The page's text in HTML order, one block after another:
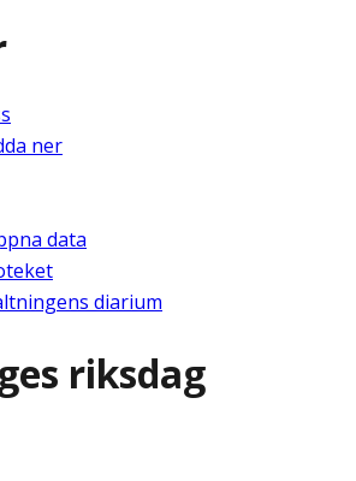
ner
data
diarium
riksdag